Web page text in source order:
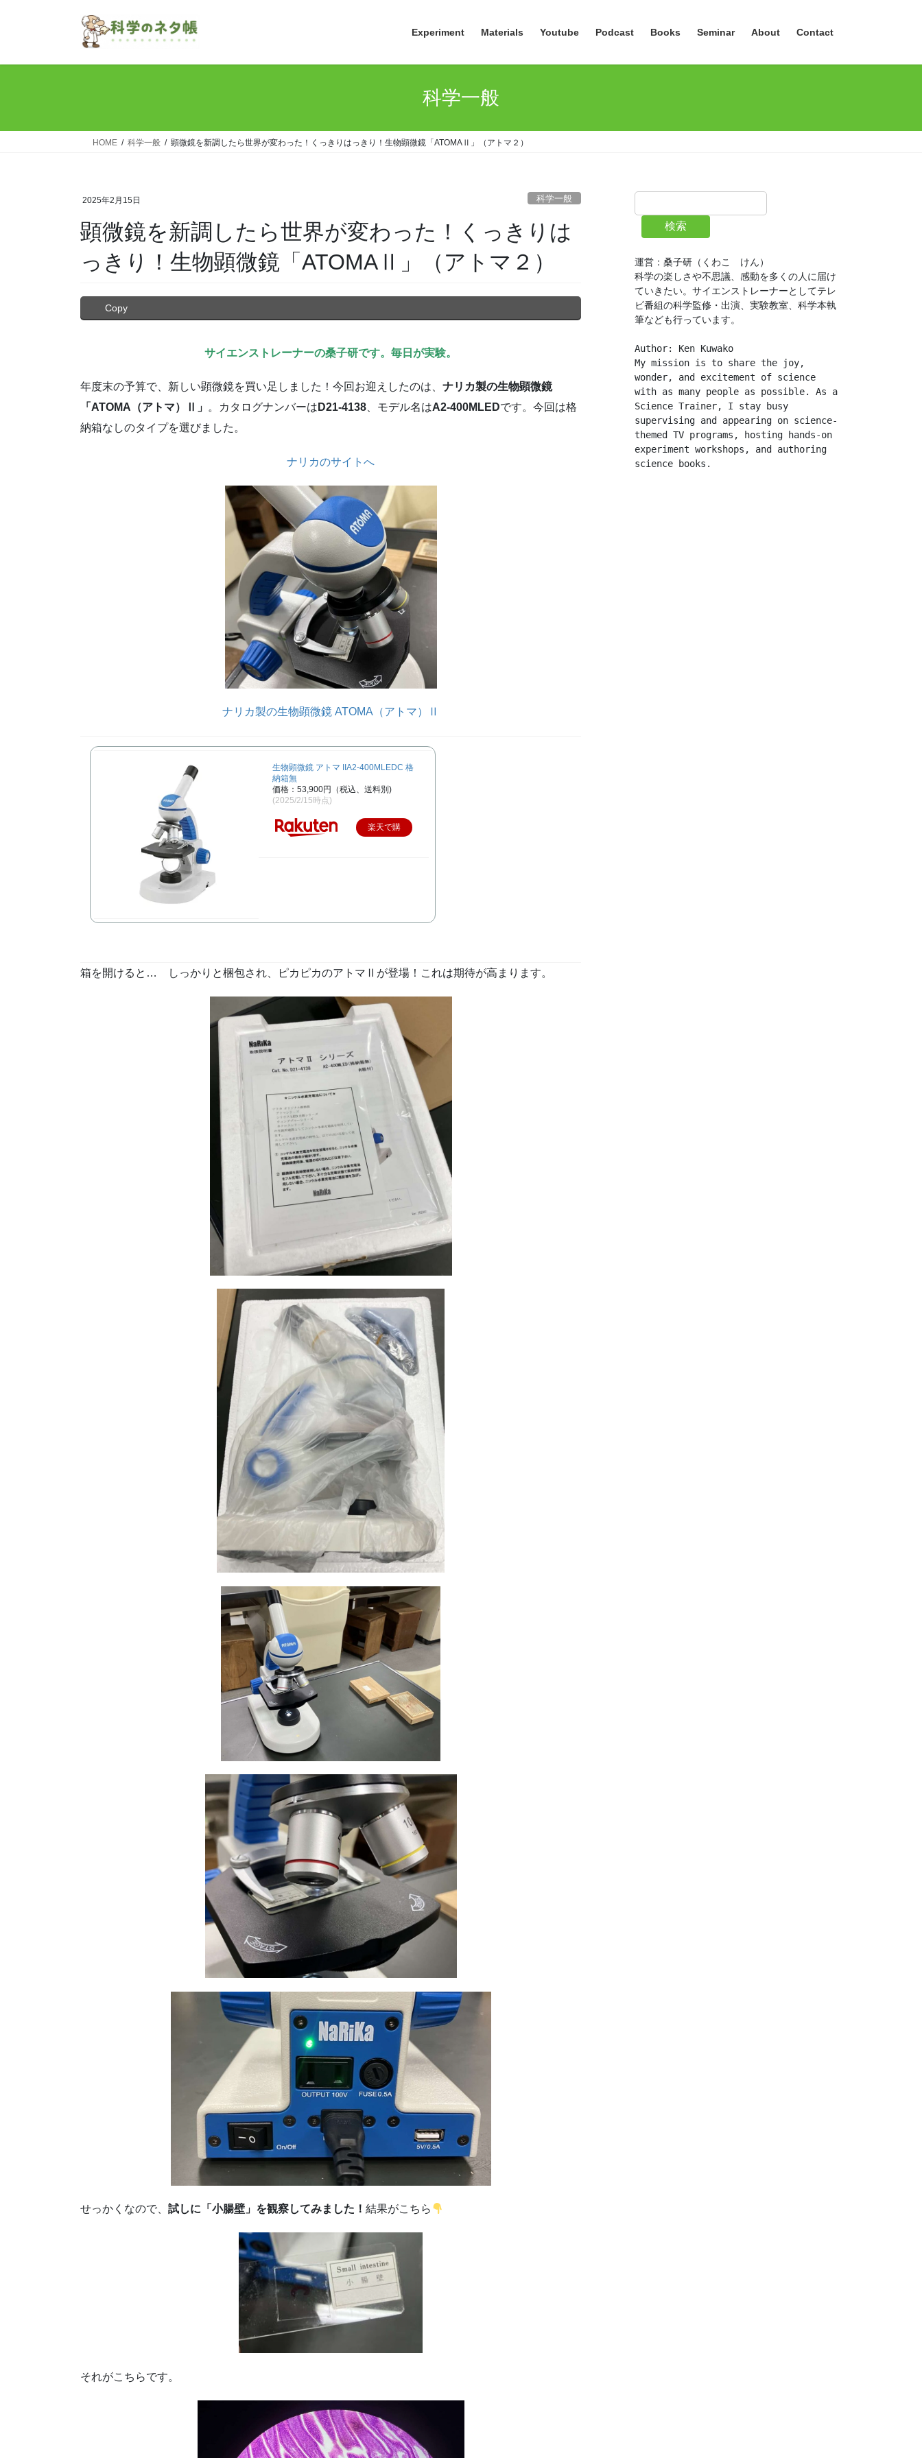
Experiment Materials Youtube Podcast Books Seminar About Contact
科学一般
HOME 科学一般 顕微鏡を新調したら世界が変わった！くっきりはっきり！生物顕微鏡「ATOMAⅡ」（アトマ２）
2025年2月15日 科学一般
顕微鏡を新調したら世界が変わった！くっきりは
っきり！生物顕微鏡「ATOMAⅡ」（アトマ２）
Copy
サイエンストレーナーの桑子研です。毎日が実験。
年度末の予算で、新しい顕微鏡を買い足しました！今回お迎えしたのは、 ナリカ製の生物顕微鏡
「ATOMA（アトマ）Ⅱ」 。カタログナンバーは D21-4138 、モデル名はA2-400MLEDです。今回は格
納箱なしのタイプを選びました。
ナリカのサイトへ
ナリカ製の生物顕微鏡 ATOMA（アトマ）Ⅱ
生物顕微鏡 アトマ IIA2-400MLEDC 格
納箱無
価格：53,900円（税込、送料別)
(2025/2/15時点)
楽天で購
箱を開けると… しっかりと梱包され、ピカピカのアトマⅡが登場！これは期待が高まります。
せっかくなので、 試しに「小腸壁」を観察してみました！ 結果がこちら
それがこちらです。
検索
運営：桑子研（くわこ　けん）
科学の楽しさや不思議、感動を多くの人に届け
ていきたい。サイエンストレーナーとしてテレ
ビ番組の科学監修・出演、実験教室、科学本執
筆なども行っています。
Author: Ken Kuwako
My mission is to share the joy,
wonder, and excitement of science
with as many people as possible. As a
Science Trainer, I stay busy
supervising and appearing on science-
themed TV programs, hosting hands-on
experiment workshops, and authoring
science books.